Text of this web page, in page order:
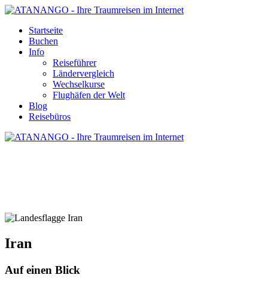
Startseite
Buchen
Info
Reiseführer
Ländervergleich
Wechselkurse
Flughäfen der Welt
Blog
Reisebüros
Iran
Auf einen Blick